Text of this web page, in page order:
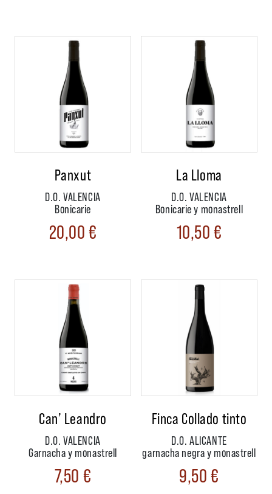
Panxut
D.O. VALENCIA
Bonicarie
20,00€
La Lloma
D.O. VALENCIA
Bonicarie y monastrell
10,50€
Can’ Leandro
D.O. VALENCIA
Garnacha y monastrell
7,50 €
Finca Collado tinto
D.O. ALICANTE
garnacha negra y monastrell
9,50€